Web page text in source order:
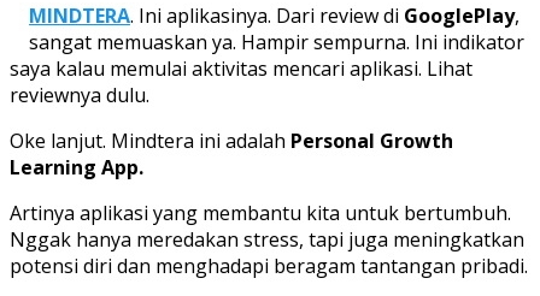
MINDTERA. Ini aplikasinya. Dari review di GooglePlay,
sangat memuaskan ya. Hampir sempurna. Ini indikator
saya kalau memulai aktivitas mencari aplikasi. Lihat
reviewnya dulu.
Oke lanjut. Mindtera ini adalah Personal Growth
Learning App.
Artinya aplikasi yang membantu kita untuk bertumbuh.
Nggak hanya meredakan stress, tapi juga meningkatkan
potensi diri dan menghadapi beragam tantangan pribadi.